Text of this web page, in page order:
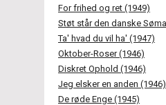
For frihed og ret (1949)
Støt står den danske
Ta' hvad du vil ha' (1947)
Oktober-Roser (1946)
Diskret Ophold (1946)
Jeg elsker en anden (1946)
De røde Enge (1945)